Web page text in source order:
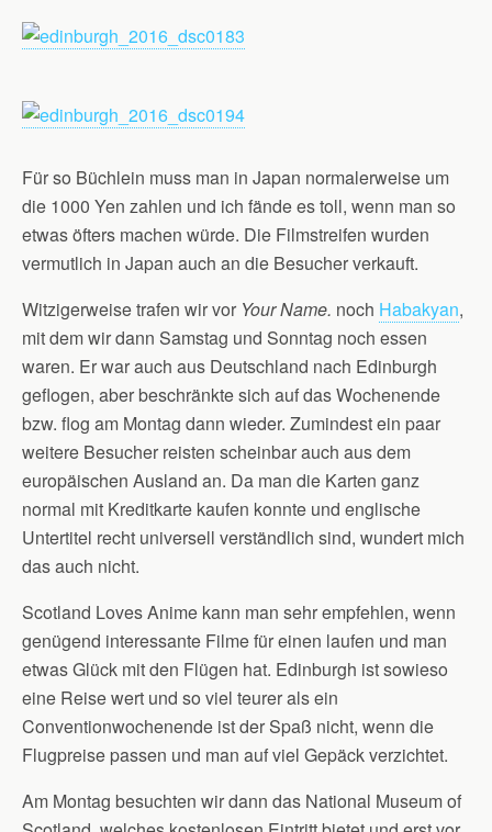
Für so Büchlein muss man in Japan normalerweise um
die 1000 Yen zahlen und ich fände es toll, wenn man so
etwas öfters machen würde. Die Filmstreifen wurden
vermutlich in Japan auch an die Besucher verkauft.
Witzigerweise trafen wir vor Your Name. noch Habakyan,
mit dem wir dann Samstag und Sonntag noch essen
waren. Er war auch aus Deutschland nach Edinburgh
geflogen, aber beschränkte sich auf das Wochenende
bzw. flog am Montag dann wieder. Zumindest ein paar
weitere Besucher reisten scheinbar auch aus dem
europäischen Ausland an. Da man die Karten ganz
normal mit Kreditkarte kaufen konnte und englische
Untertitel recht universell verständlich sind, wundert mich
das auch nicht.
Scotland Loves Anime kann man sehr empfehlen, wenn
genügend interessante Filme für einen laufen und man
etwas Glück mit den Flügen hat. Edinburgh ist sowieso
eine Reise wert und so viel teurer als ein
Conventionwochenende ist der Spaß nicht, wenn die
Flugpreise passen und man auf viel Gepäck verzichtet.
Am Montag besuchten wir dann das National Museum of